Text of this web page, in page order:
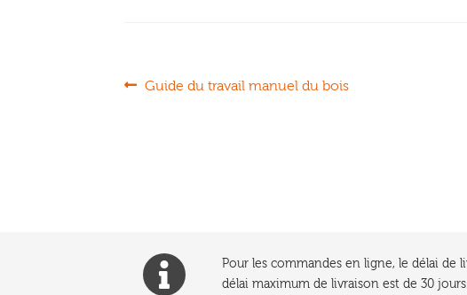
Navigation
Article
Guide du travail manuel du bois
Pour les commandes en ligne, le délai de
délai maximum de livraison est de 30